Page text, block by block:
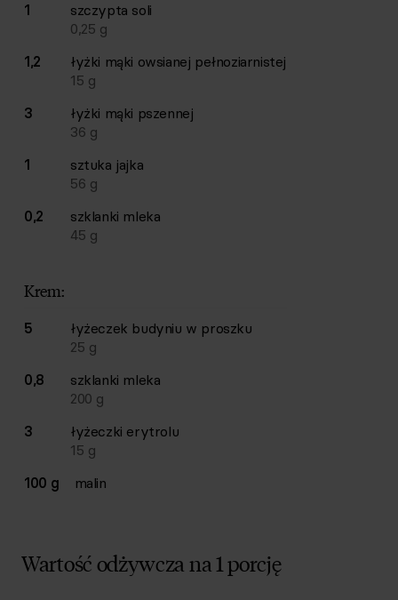
1
szczypta soli
0,25 g
1,2
łyżki mąki owsianej pełnoziarnistej
15 g
3
łyżki mąki pszennej
36 g
1
sztuka jajka
56 g
0,2
szklanki mleka
45 g
Krem:
5 łyżeczek budyniu w proszku
25 g
0,8
szklanki mleka
200 g
3
łyżeczki erytrolu
15 g
100 g
malin
Wartość odżywcza na 1 porcję